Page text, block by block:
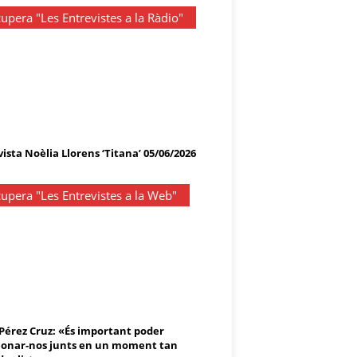
"Les Entrevistes a la Ràdio"
Noèlia Llorens ‘Titana’ 05/06/2026
"Les Entrevistes a la Web"
Cruz: «És important poder
nos junts en un moment tan